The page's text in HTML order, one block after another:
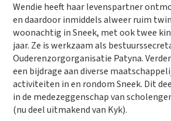
Wendie heeft haar levenspartner
en daardoor inmiddels alweer ruim
woonachtig in Sneek, met ook twee
jaar. Ze is werkzaam als
Ouderenzorgorganisatie Patyna.
een bijdrage aan diverse
activiteiten in en rondom Sneek. Dit
in de medezeggenschap van
(nu deel uitmakend van Kyk).